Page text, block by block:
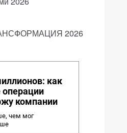
2026
как
компании
чем мог